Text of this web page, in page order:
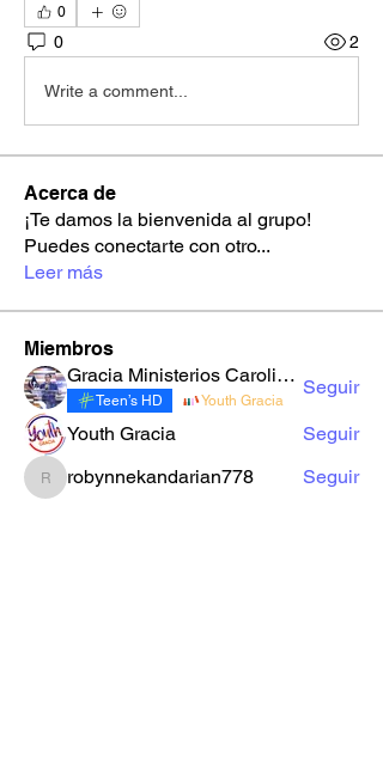
0
0 2
Write a comment...
Acerca de
¡Te damos la bienvenida al grupo!
Puedes conectarte con otro...
Leer más
Miembros
Gracia Ministerios Carolingia
Teen’s HD Youth Gracia
Seguir
Youth Gracia Seguir
robynnekandarian778
robynnekandarian778 Seguir